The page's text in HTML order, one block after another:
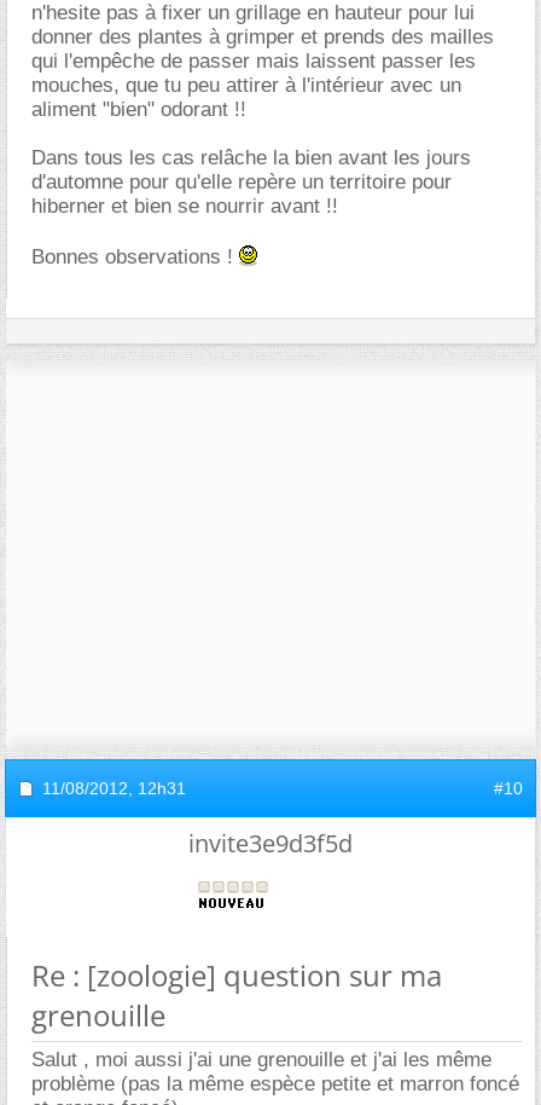
n'hesite pas à fixer un grillage en hauteur pour lui
donner des plantes à grimper et prends des mailles
qui l'empêche de passer mais laissent passer les
mouches, que tu peu attirer à l'intérieur avec un
aliment "bien" odorant !!
Dans tous les cas relâche la bien avant les jours
d'automne pour qu'elle repère un territoire pour
hiberner et bien se nourrir avant !!
Bonnes observations !
11/08/2012, 12h31 #10
invite3e9d3f5d
Re : [zoologie] question sur ma
grenouille
Salut , moi aussi j'ai une grenouille et j'ai les même
problème (pas la même espèce petite et marron foncé